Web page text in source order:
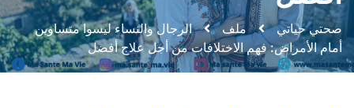
صحتي حياتي ملف
الرجال والنساء ليسوا متساوين
أمام الأمراض: فهم الاختلافات من أجل علاج أفضل